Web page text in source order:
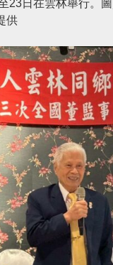
23日在雲林舉行。
供